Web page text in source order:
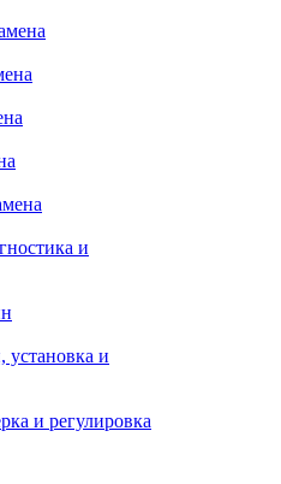
и
установка и
и регулировка